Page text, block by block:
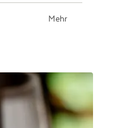
Mehr